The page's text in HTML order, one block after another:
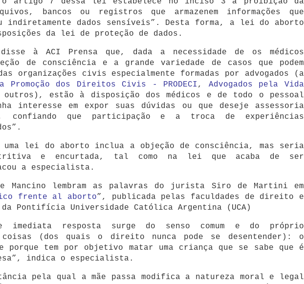
bancos ou registros que armazenem informações que
indiretamente dados sensíveis”. Desta forma, a lei do aborto
da lei de proteção de dados.
à ACI Prensa que, dada a necessidade de os médicos
de consciência e a grande variedade de casos que podem
organizações civis especialmente formadas por advogados (a
Promoção dos Direitos Civis - PRODECI , Advogados pela Vida
estão à disposição dos médicos e de todo o pessoal
interesse em expor suas dúvidas ou que deseje assessoria
confiando que participação e a troca de experiências
uma lei do aborto inclua a objeção de consciência, mas seria
e encurtada, tal como na lei que acaba de ser
a especialista.
Mancino lembram as palavras do jurista Siro de Martini em
frente al aborto”, publicada pelas faculdades de direito e
da Pontifícia Universidade Católica Argentina (UCA)
imediata resposta surge do senso comum e do próprio
(dos quais o direito nunca pode se desentender): o
porque tem por objetivo matar uma criança que se sabe que é
indica o especialista.
pela qual a mãe passa modifica a natureza moral e legal